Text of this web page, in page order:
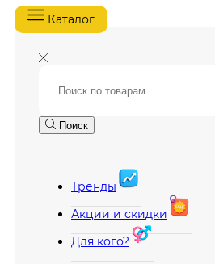
Каталог
Поиск
Тренды
Акции и скидки
Для кого?